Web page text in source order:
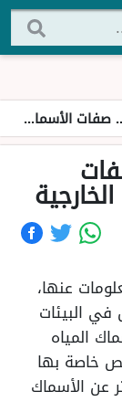
الشكلية الخارجية
عنها،
في البيئات
المياه
خاصة بها
عن الأسماك